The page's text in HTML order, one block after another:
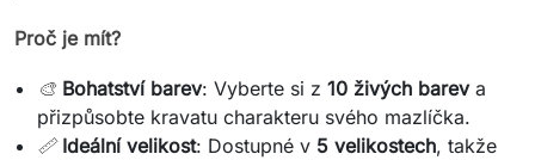
Proč je mít?
🎨 Bohatství barev: Vyberte si z10 živých bareva
přizpůsobte kravatu charakteru svého mazlíčka.
📏 Ideální velikost: Dostupné v 5 velikostech, takže